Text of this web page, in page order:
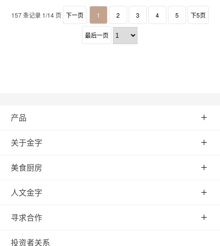
人。成为金华火腿行业唯二的国家级非遗传承
人。
157 条记录 1/14 页 下一页 1 2 3 4 5 下5页
最后一页
产品
关于金字
美食厨房
人文金字
寻求合作
投资者关系